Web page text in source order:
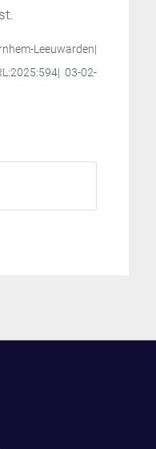
Leeuwarden|
03-02-